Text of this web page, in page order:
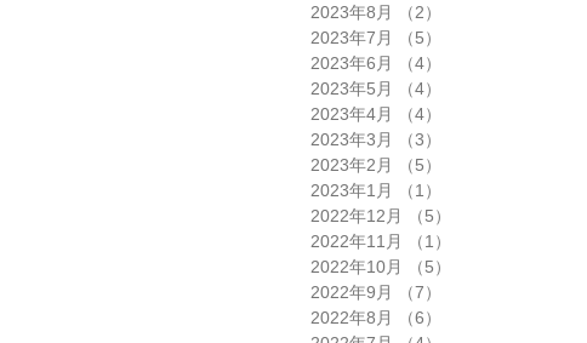
2023年8月
（2）
2023年7月
（5）
2023年6月
（4）
2023年5月
（4）
2023年4月
（4）
2023年3月
（3）
2023年2月
（5）
2023年1月
（1）
2022年12月
（5）
2022年11月
（1）
2022年10月
（5）
2022年9月
（7）
2022年8月
（6）